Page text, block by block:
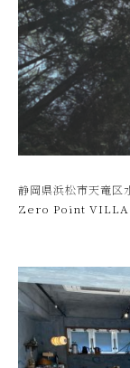
静岡県浜松市天竜区
Zero Point